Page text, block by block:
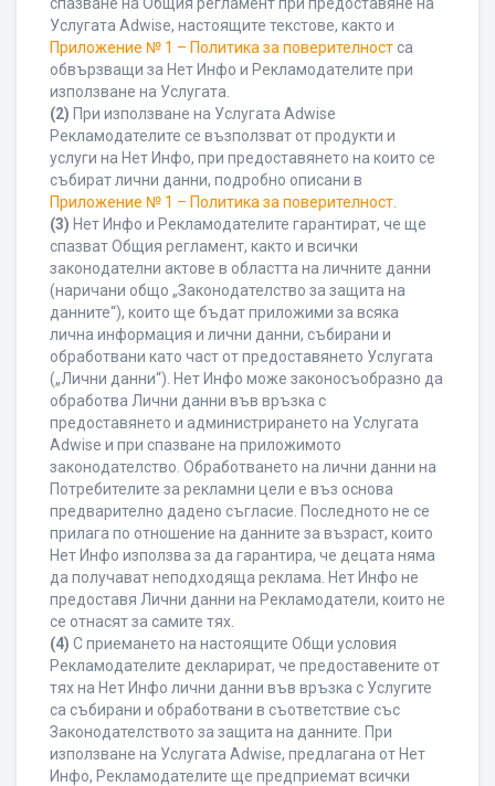
Услугата Adwise, настоящите текстове, както и
Приложение № 1 – Политика за поверителностса
обвързващи за Нет Инфо и Рекламодателите при
използване на Услугата.
(2) При използване на Услугата Adwise
Рекламодателите се възползват от продукти и
услуги на Нет Инфо, при предоставянето на които се
събират лични данни, подробно описани в
Приложение № 1 – Политика за поверителност
(3) Нет Инфо и Рекламодателите гарантират, че ще
спазват Общия регламент, както и всички
законодателни актове в областта на личните данни
(наричани общо „Законодателство за защита на
данните“), които ще бъдат приложими за всяка
лична информация и лични данни, събирани и
обработвани като част от предоставянето Услугата
(„Лични данни“). Нет Инфо може законосъобразно да
обработва Лични данни във връзка с
предоставянето и администрирането на Услугата
Adwise и при спазване на приложимото
законодателство. Обработването на лични данни на
Потребителите за рекламни цели е въз основа
предварително дадено съгласие. Последното не се
прилага по отношение на данните за възраст, които
Нет Инфо използва за да гарантира, че децата няма
да получават неподходяща реклама. Нет Инфо не
предоставя Лични данни на Рекламодатели, които не
се отнасят за самите тях.
(4) С приемането на настоящите Общи условия
Рекламодателите декларират, че предоставените от
тях на Нет Инфо лични данни във връзка с Услугите
са събирани и обработвани в съответствие със
Законодателството за защита на данните. При
използване на Услугата Adwise, предлагана от Нет
Инфо, Рекламодателите ще предприемат всички